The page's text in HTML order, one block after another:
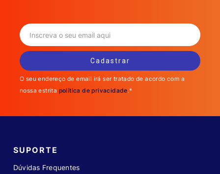
O seu endereço de email irá ser tratado de acordo com a
nossa estrita política de privacidade.*
SUPORTE
Dúvidas Frequentes